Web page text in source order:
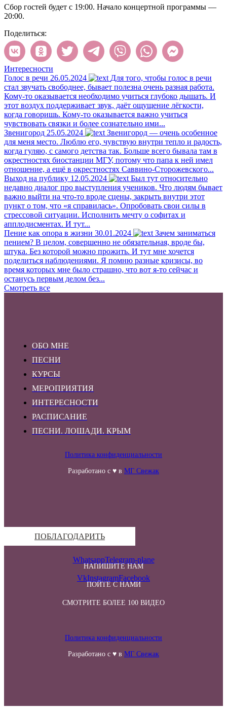
Сбор гостей будет с 19:00. Начало концертной программы —
20:00.
Поделиться:
Интересности
Голос в речи 26.05.2024
Для того, чтобы голос в речи
стал звучать свободнее, бывает полезна очень разная работа.
Кому-то оказывается необходимо учиться глубоко дышать. И
этот воздух поддерживает звук, даёт ощущение лёгкости,
когда говоришь. Кому-то оказывается важно учиться
чувствовать связки и более сознательно ими...
Звенигород 25.05.2024
Звенигород — очень особенное
для меня место. Люблю его, чувствую внутри тепло и радость,
когда гуляю, с самого детства так. Больше всего бывала там в
окрестностях биостанции МГУ, потому что папа к ней имел
отношение, а ещё в окрестностях Саввино-Сторожевского...
Выход на публику 12.05.2024
Был тут относительно
недавно диалог про выступления учеников. Что людям бывает
важно выйти на что-то вроде сцены, закрыть внутри этот
пункт о том, что «я справилась». Опробовать свои силы в
стрессовой ситуации. Исполнить мечту о софитах и
апплодисментах. И тут...
Пение как опора в жизни 30.01.2024
Зачем заниматься
пением? В целом, совершенно не обязательная, вроде бы,
штука. Без которой можно прожить. И тут мне хочется
поделиться наблюдениями. Я помню разные кризисы, во
время которых мне было страшно, что вот я-то сейчас и
останусь первым делом без...
Смотреть все
ОБО МНЕ
ПЕСНИ
КУРСЫ
МЕРОПРИЯТИЯ
ИНТЕРЕСНОСТИ
РАСПИСАНИЕ
ПЕСНИ. ЛОШАДИ. КРЫМ
Политика конфиденциальности
Разработано с ♥ в МГ Свежак
ПОБЛАГОДАРИТЬ
НАПИШИТЕ НАМ
WhatsappTelegram-plane
ПОЙТЕ С НАМИ
VkInstagramFacebook
СМОТРИТЕ БОЛЕЕ 100 ВИДЕО
Политика конфиденциальности
Разработано с ♥ в МГ Свежак